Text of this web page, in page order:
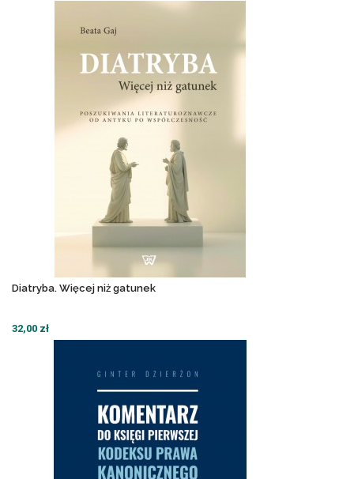
Diatryba. Więcej niż gatunek
32,00 zł